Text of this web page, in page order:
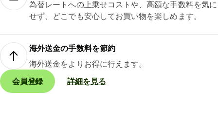
為替レートへの上乗せコストや、高額な手数料を気に
せず、どこでも安心してお買い物を楽しめます。
海外送金の手数料を節約
海外送金をよりお得に行えます。
会員登録
詳細を見る